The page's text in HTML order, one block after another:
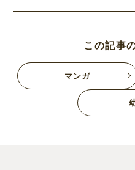
この記事
マンガ